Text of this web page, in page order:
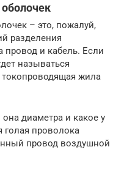
– это, пожалуй,
разделения
провод и кабель. Если
называться
жила
диаметра и какое у
голая проволока
провод воздушной